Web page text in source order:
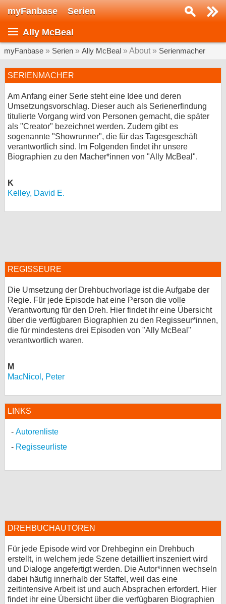
myFanbase Serien
Ally McBeal
myFanbase » Serien » Ally McBeal » About » Serienmacher
SERIENMACHER
Am Anfang einer Serie steht eine Idee und deren
Umsetzungsvorschlag. Dieser auch als Serienerfindung
titulierte Vorgang wird von Personen gemacht, die später
als "Creator" bezeichnet werden. Zudem gibt es
sogenannte "Showrunner", die für das Tagesgeschäft
verantwortlich sind. Im Folgenden findet ihr unsere
Biographien zu den Macher*innen von "Ally McBeal".
K
Kelley, David E.
REGISSEURE
Die Umsetzung der Drehbuchvorlage ist die Aufgabe der
Regie. Für jede Episode hat eine Person die volle
Verantwortung für den Dreh. Hier findet ihr eine Übersicht
über die verfügbaren Biographien zu den Regisseur*innen,
die für mindestens drei Episoden von "Ally McBeal"
verantwortlich waren.
M
MacNicol, Peter
LINKS
Autorenliste
Regisseurliste
DREHBUCHAUTOREN
Für jede Episode wird vor Drehbeginn ein Drehbuch
erstellt, in welchem jede Szene detailliert inszeniert wird
und Dialoge angefertigt werden. Die Autor*innen wechseln
dabei häufig innerhalb der Staffel, weil das eine
zeitintensive Arbeit ist und auch Absprachen erfordert. Hier
findet ihr eine Übersicht über die verfügbaren Biographien
Serie suchen...
SERIEN
Interviews
Veranstaltungen
KULTUR
bei Facebook
Kontakt
Nutzungsbedingungen